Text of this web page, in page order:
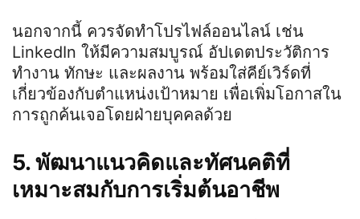
นอกจากนี้ ควรจัดทำโปรไฟล์ออนไลน์ เช่น
LinkedIn ให้มีความสมบูรณ์ อัปเดตประวัติการ
ทำงาน ทักษะ และผลงาน พร้อมใส่คีย์เวิร์ดที่
เกี่ยวข้องกับตำแหน่งเป้าหมาย เพื่อเพิ่มโอกาสใน
การถูกค้นเจอโดยฝ่ายบุคคลด้วย
5. พัฒนาแนวคิดและทัศนคติที่
เหมาะสมกับการเริ่มต้นอาชีพ